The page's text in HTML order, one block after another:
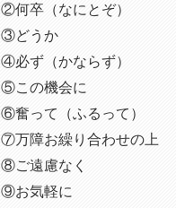
②何卒（なにとぞ）
③どうか
④必ず（かならず）
⑤この機会に
⑥奮って（ふるって）
⑦万障お繰り合わせの上
⑧ご遠慮なく
⑨お気軽に